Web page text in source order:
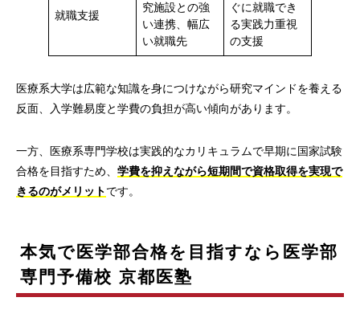
就職支援
究施設との強
い連携、幅広
い就職先
ぐに就職でき
る実践力重視
の支援
医療系大学は広範な知識を身につけながら研究マインドを養える
反面、入学難易度と学費の負担が高い傾向があります。
一方、医療系専門学校は実践的なカリキュラムで早期に国家試験
合格を目指すため、 学費を抑えながら短期間で資格取得を実現で
きるのがメリットです。
本気で医学部合格を目指すなら医学部
専門予備校 京都医塾